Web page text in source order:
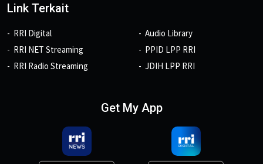
Link Terkait
RRI Digital
RRI NET Streaming
RRI Radio Streaming
Audio Library
PPID LPP RRI
JDIH LPP RRI
Get My App